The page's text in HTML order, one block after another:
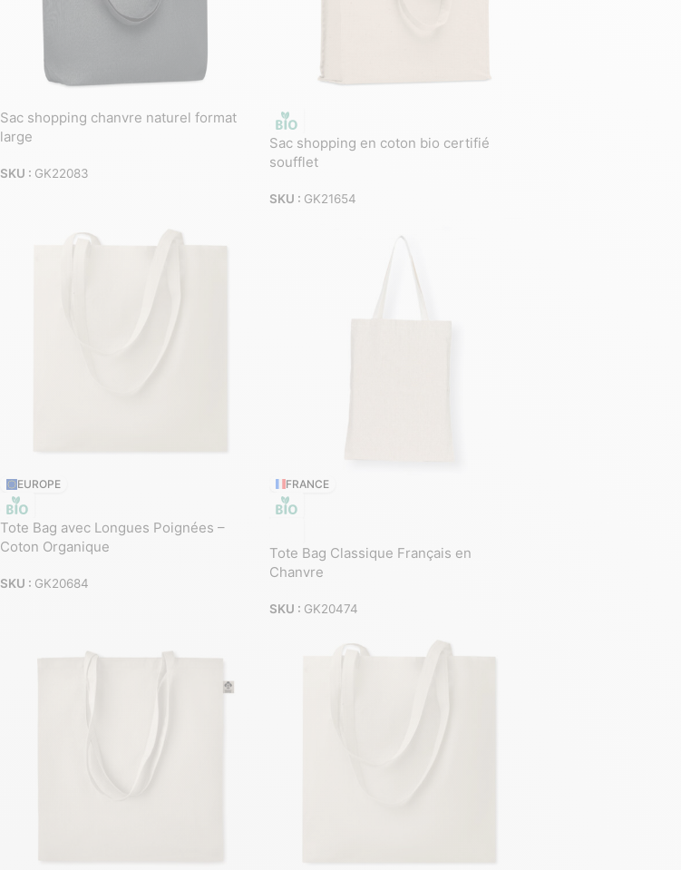
Sac shopping chanvre naturel format
large
SKU : GK22083
Sac shopping en coton bio certifié
soufflet
SKU : GK21654
EUROPE
Tote Bag avec Longues Poignées –
Coton Organique
SKU : GK20684
FRANCE
Tote Bag Classique Français en
Chanvre
SKU : GK20474